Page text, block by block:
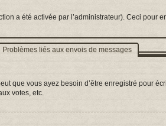
a été activée par l’administrateur). Ceci pour
Problèmes liés aux envois de messages
que vous ayez besoin d’être enregistré pour
votes, etc.